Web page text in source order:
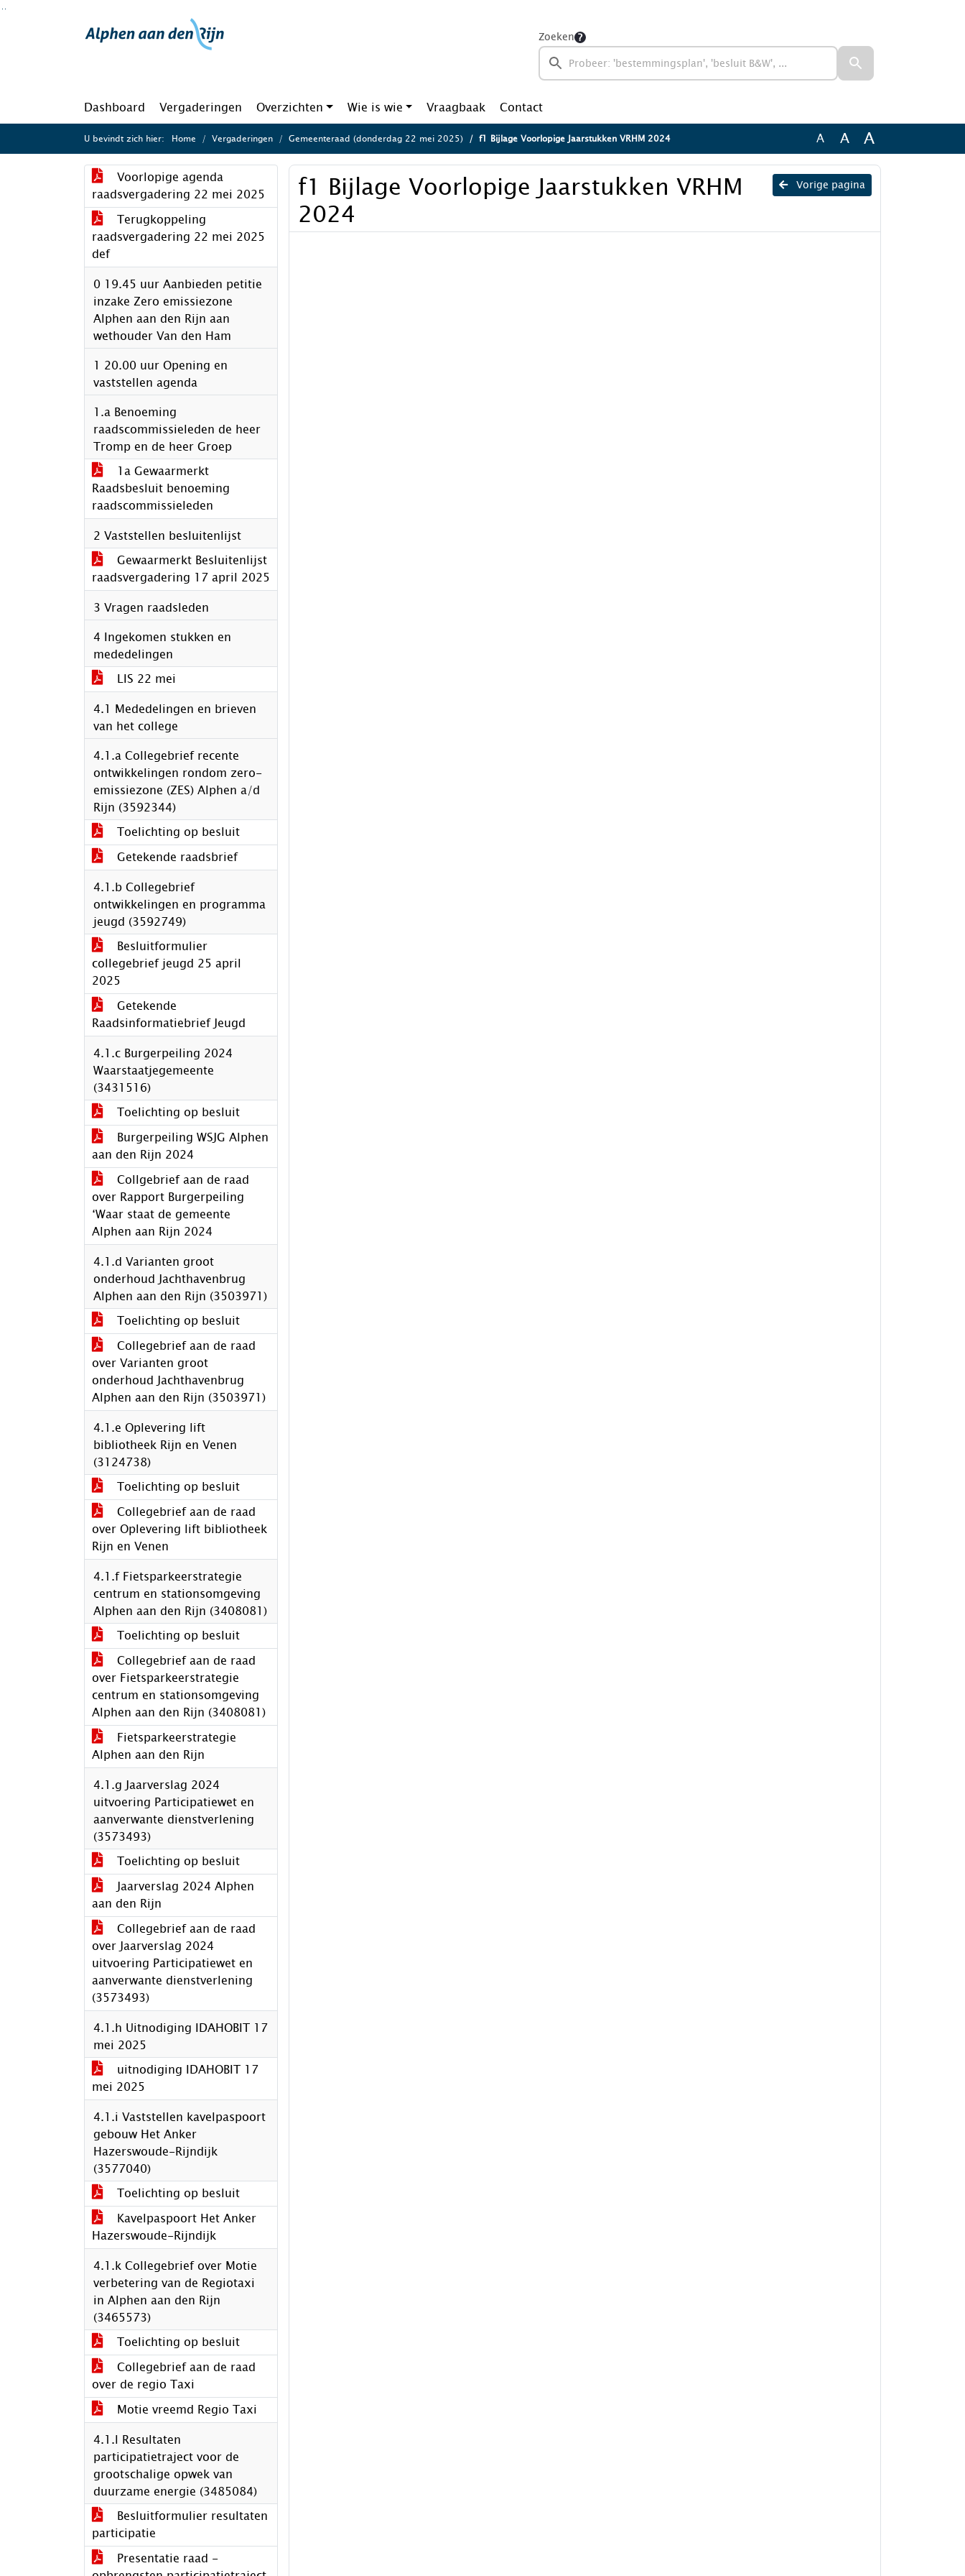
Ga naar de inhoud van deze pagina
Zoeken
Dashboard Vergaderingen Overzichten Wie is wie Vraagbaak Contact
U bevindt zich hier: Home Vergaderingen Gemeenteraad (donderdag 22 mei 2025) f1 Bijlage Voorlopige Jaarstukken VRHM 2024 A A A
Voorlopige agenda
raadsvergadering 22 mei 2025
Terugkoppeling
raadsvergadering 22 mei 2025
def
0 19.45 uur Aanbieden petitie
inzake Zero emissiezone
Alphen aan den Rijn aan
wethouder Van den Ham
1 20.00 uur Opening en
vaststellen agenda
1.a Benoeming
raadscommissieleden de heer
Tromp en de heer Groep
1a Gewaarmerkt
Raadsbesluit benoeming
raadscommissieleden
2 Vaststellen besluitenlijst
Gewaarmerkt Besluitenlijst
raadsvergadering 17 april 2025
3 Vragen raadsleden
4 Ingekomen stukken en
mededelingen
LIS 22 mei
4.1 Mededelingen en brieven
van het college
4.1.a Collegebrief recente
ontwikkelingen rondom zero-
emissiezone (ZES) Alphen a/d
Rijn (3592344)
Toelichting op besluit
Getekende raadsbrief
4.1.b Collegebrief
ontwikkelingen en programma
jeugd (3592749)
Besluitformulier
collegebrief jeugd 25 april
2025
Getekende
Raadsinformatiebrief Jeugd
4.1.c Burgerpeiling 2024
Waarstaatjegemeente
(3431516)
Toelichting op besluit
Burgerpeiling WSJG Alphen
aan den Rijn 2024
Collgebrief aan de raad
over Rapport Burgerpeiling
‘Waar staat de gemeente
Alphen aan Rijn 2024
4.1.d Varianten groot
onderhoud Jachthavenbrug
Alphen aan den Rijn (3503971)
Toelichting op besluit
Collegebrief aan de raad
over Varianten groot
onderhoud Jachthavenbrug
Alphen aan den Rijn (3503971)
4.1.e Oplevering lift
bibliotheek Rijn en Venen
(3124738)
Toelichting op besluit
Collegebrief aan de raad
over Oplevering lift bibliotheek
Rijn en Venen
4.1.f Fietsparkeerstrategie
centrum en stationsomgeving
Alphen aan den Rijn (3408081)
Toelichting op besluit
Collegebrief aan de raad
over Fietsparkeerstrategie
centrum en stationsomgeving
Alphen aan den Rijn (3408081)
Fietsparkeerstrategie
Alphen aan den Rijn
4.1.g Jaarverslag 2024
uitvoering Participatiewet en
aanverwante dienstverlening
(3573493)
Toelichting op besluit
Jaarverslag 2024 Alphen
aan den Rijn
Collegebrief aan de raad
over Jaarverslag 2024
uitvoering Participatiewet en
aanverwante dienstverlening
(3573493)
4.1.h Uitnodiging IDAHOBIT 17
mei 2025
uitnodiging IDAHOBIT 17
mei 2025
4.1.i Vaststellen kavelpaspoort
gebouw Het Anker
Hazerswoude-Rijndijk
(3577040)
Toelichting op besluit
Kavelpaspoort Het Anker
Hazerswoude-Rijndijk
4.1.k Collegebrief over Motie
verbetering van de Regiotaxi
in Alphen aan den Rijn
(3465573)
Toelichting op besluit
Collegebrief aan de raad
over de regio Taxi
Motie vreemd Regio Taxi
4.1.l Resultaten
participatietraject voor de
grootschalige opwek van
duurzame energie (3485084)
Besluitformulier resultaten
participatie
Presentatie raad -
Vorige pagina
f1 Bijlage Voorlopige Jaarstukken VRHM
2024